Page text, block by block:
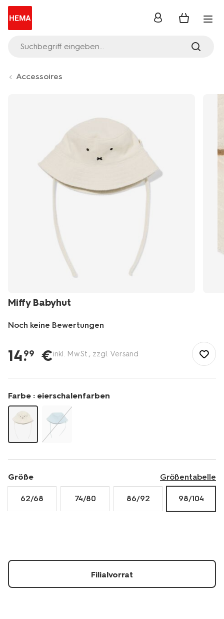
Suchbegriff eingeben...
Anmelden
Accessoires
Miffy Babyhut
Noch keine Bewertungen
de/baby/babykleidung/baby-
accessoires/miffy-
33200504.html
14.
99 €inkl. MwSt., zzgl. Versand
Farbe : eierschalenfarben
Größe Größentabelle
62/68 74/80 86/92 98/104
Filialvorrat